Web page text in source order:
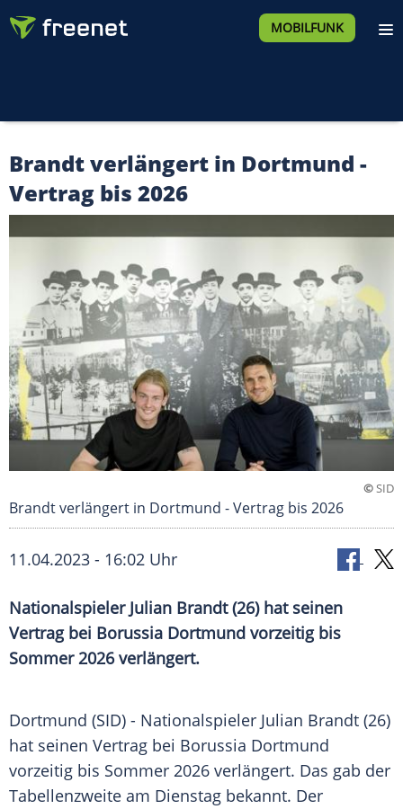
MOBILFUNK
Brandt verlängert in Dortmund -
Vertrag bis 2026
©SID
Brandt verlängert in Dortmund - Vertrag bis 2026
11.04.2023 - 16:02 Uhr
Nationalspieler Julian Brandt (26) hat seinen
Vertrag bei Borussia Dortmund vorzeitig bis
Sommer 2026 verlängert.
Dortmund (SID) - Nationalspieler Julian Brandt (26)
hat seinen Vertrag bei Borussia Dortmund
vorzeitig bis Sommer 2026 verlängert. Das gab der
Tabellenzweite am Dienstag bekannt. Der